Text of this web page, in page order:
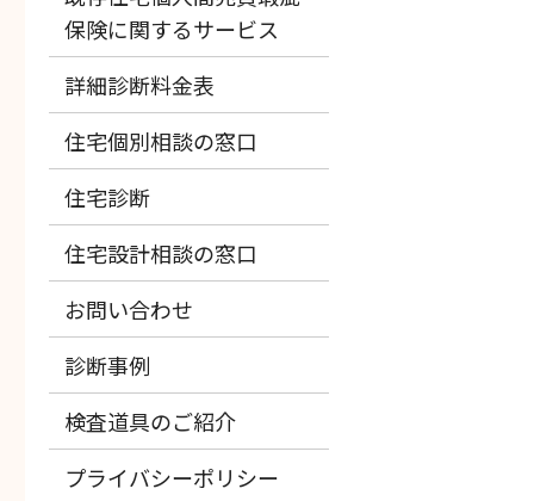
保険に関するサービス
詳細診断料金表
住宅個別相談の窓口
住宅診断
住宅設計相談の窓口
お問い合わせ
診断事例
検査道具のご紹介
プライバシーポリシー